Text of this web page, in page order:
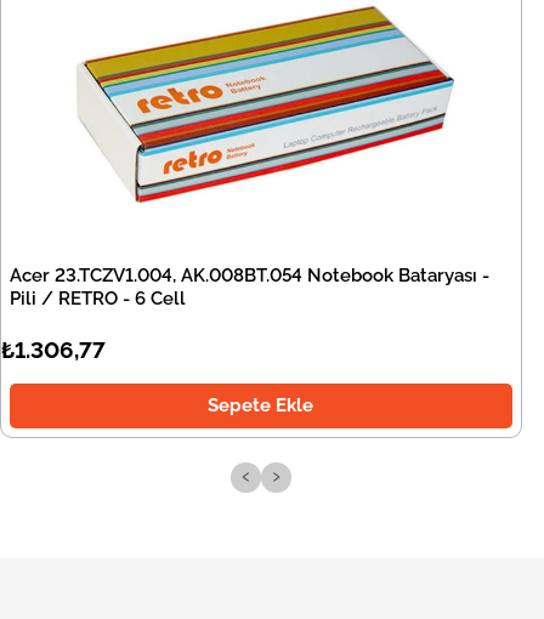
Acer 23.TCZV1.004, AK.008BT.054 Notebook Bataryası -
Pili / RETRO - 6 Cell
₺1.306,77
Sepete Ekle
‹ ›